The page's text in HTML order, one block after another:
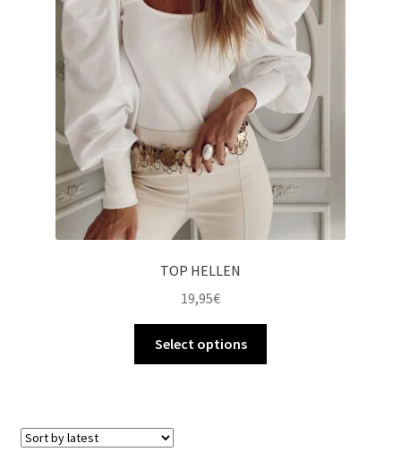
TOP HELLEN
19,95€
Select options